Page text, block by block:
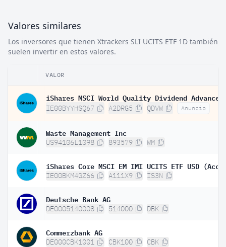
Valores similares
Los inversores que tienen Xtrackers SLI UCITS ETF 1D también
suelen invertir en estos valores.
VALOR
IE00BYYHSQ67 A2DRG5 QDVW Anuncio
Waste Management Inc
US94106L1098 893579 WM
iShares Core MSCI EM IMI UCITS ETF USD (Acc)
IE00BKM4GZ66 A111X9 IS3N
Deutsche Bank AG
DE0005140008 514000 DBK
Commerzbank AG
DE000CBK1001 CBK100 CBK